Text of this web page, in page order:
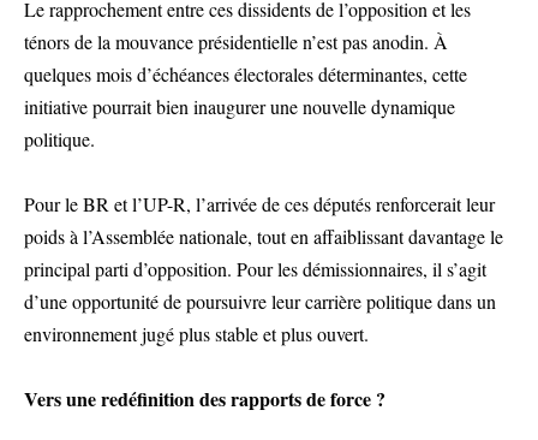
Le rapprochement entre ces dissidents de l’opposition et les
ténors de la mouvance présidentielle n’est pas anodin. À
quelques mois d’échéances électorales déterminantes, cette
initiative pourrait bien inaugurer une nouvelle dynamique
politique.
Pour le BR et l’UP-R, l’arrivée de ces députés renforcerait leur
poids à l’Assemblée nationale, tout en affaiblissant davantage le
principal parti d’opposition. Pour les démissionnaires, il s’agit
d’une opportunité de poursuivre leur carrière politique dans un
environnement jugé plus stable et plus ouvert.
Vers une redéfinition des rapports de force ?